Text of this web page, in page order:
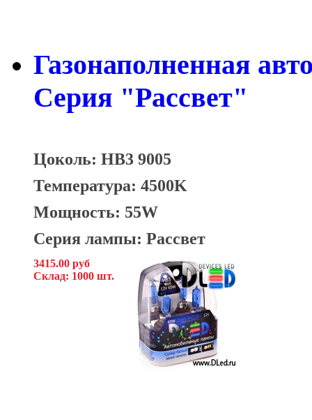
Газонаполненная
Серия "Рассвет"
Цоколь: HB3 9005
Температура: 4500K
Мощность: 55W
Серия лампы: Рассвет
3415.00 руб
Склад: 1000 шт.